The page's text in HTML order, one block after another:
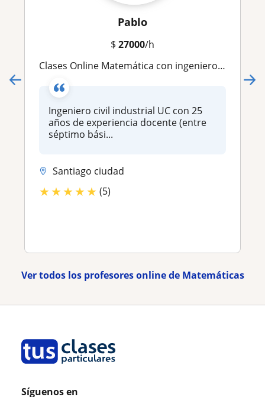
Pablo
$ 27000/h
Clases Online Matemática con ingeniero civil UC. Amplia experiencia y dedicación. Cupos 2027 para apoyo en matemática y preparación de la PAES
Ingeniero civil industrial UC con 25
años de experiencia docente (entre
séptimo bási...
Santiago ciudad
★★★★★ (5)
Ver todos los profesores online de Matemáticas
Síguenos en